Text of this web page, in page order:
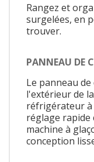
Rangez et
surgelées, en
trouver.
PANNEAU DE
Le panneau
l'extérieur de
réfrigérateur
réglage rapide
machine à
conception